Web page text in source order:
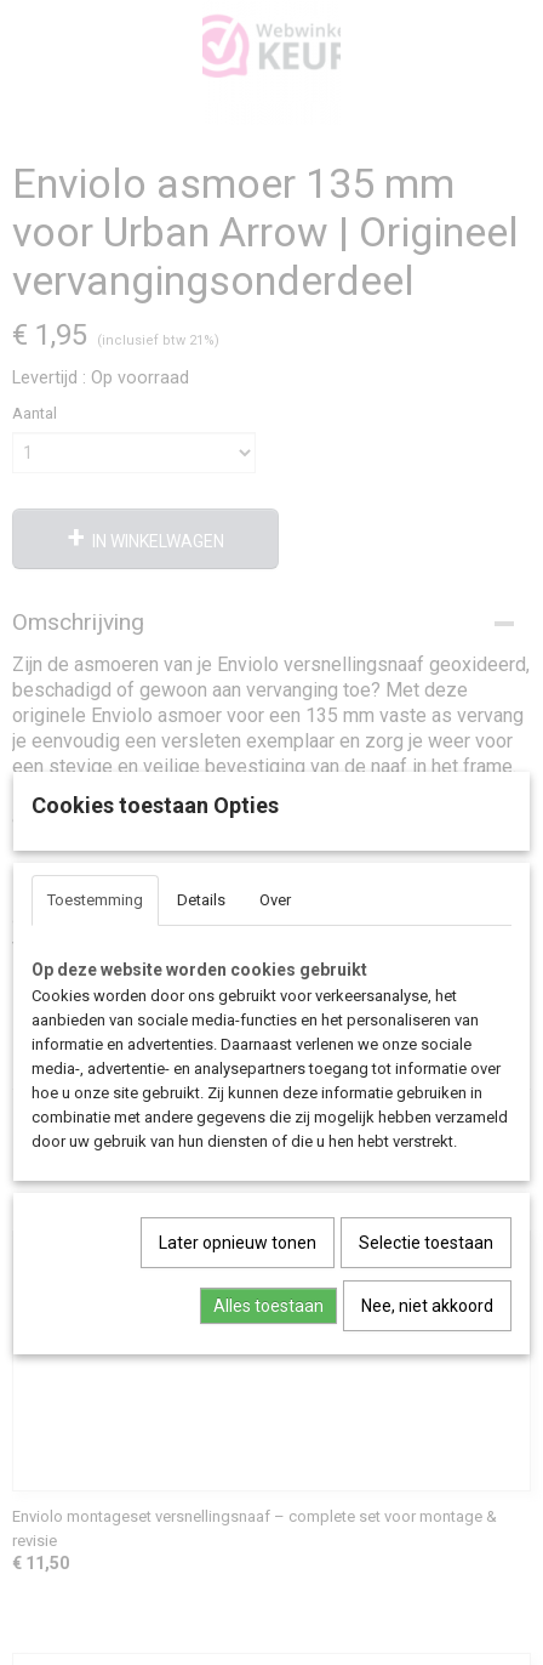
Enviolo asmoer 135 mm
voor Urban Arrow | Origineel
vervangingsonderdeel
€ 1,95 (inclusief btw 21%)
Levertijd : Op voorraad
Aantal
IN WINKELWAGEN
Omschrijving
Zijn de asmoeren van je Enviolo versnellingsnaaf geoxideerd,
beschadigd of gewoon aan vervanging toe? Met deze
originele Enviolo asmoer voor een 135 mm vaste as vervang
je eenvoudig een versleten exemplaar en zorg je weer voor
een stevige en veilige bevestiging van de naaf in het frame.
Precies zoals Enviolo dit af fabriek heeft bedoeld, zodat je
aandrijving betrouwbaar blijft functioneren.
Zoek je een originele Enviolo asmoer voor een vaste as van 135 mm? Met
deze Enviolo asmoer 135 mm herstel je de veilige montage van je
versnellingsnaaf snel en betrouwbaar.
Save
Enviolo montageset versnellingsnaaf – complete set voor montage &
revisie
€ 11,50
Cookies toestaan Opties
Toestemming Details Over
Op deze website worden cookies gebruikt
Cookies worden door ons gebruikt voor verkeersanalyse, het
aanbieden van sociale media-functies en het personaliseren van
informatie en advertenties. Daarnaast verlenen we onze sociale
media-, advertentie- en analysepartners toegang tot informatie over
hoe u onze site gebruikt. Zij kunnen deze informatie gebruiken in
combinatie met andere gegevens die zij mogelijk hebben verzameld
door uw gebruik van hun diensten of die u hen hebt verstrekt.
Later opnieuw tonen Selectie toestaan
Alles toestaan Nee, niet akkoord